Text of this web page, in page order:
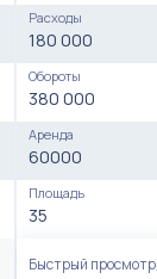
Расходы
180 000
Обороты
380 000
Аренда
60000
Площадь
35
Быстрый просмотр